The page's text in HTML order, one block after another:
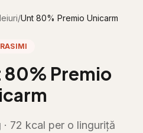
/Unt 80% Premio Unicarm
80% Premio
72 kcal per o linguriță